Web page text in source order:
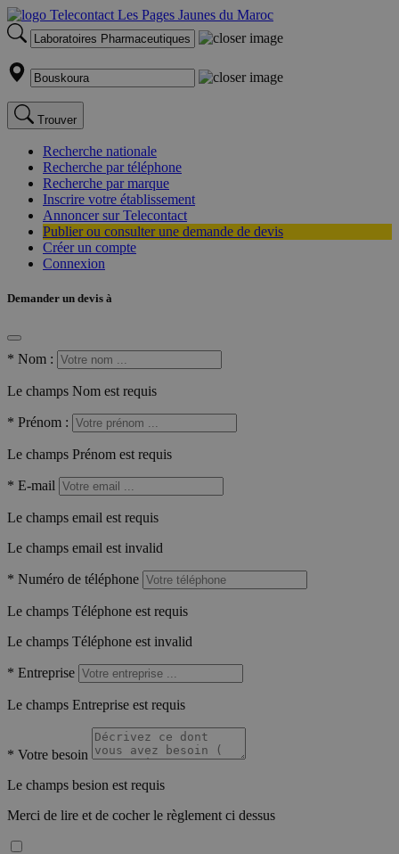
Trouver
Recherche nationale
Recherche par téléphone
Recherche par marque
Inscrire votre établissement
Annoncer sur Telecontact
Publier ou consulter une demande de devis
Créer un compte
Connexion
Demander un devis à
* Nom :
Le champs Nom est requis
* Prénom :
Le champs Prénom est requis
* E-mail
Le champs email est requis
Le champs email est invalid
* Numéro de téléphone
Le champs Téléphone est requis
Le champs Téléphone est invalid
* Entreprise
Le champs Entreprise est requis
* Votre besoin
Le champs besion est requis
Merci de lire et de cocher le règlement ci dessus